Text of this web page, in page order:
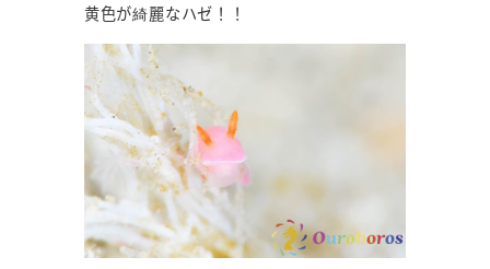
黄色が綺麗なハゼ！！